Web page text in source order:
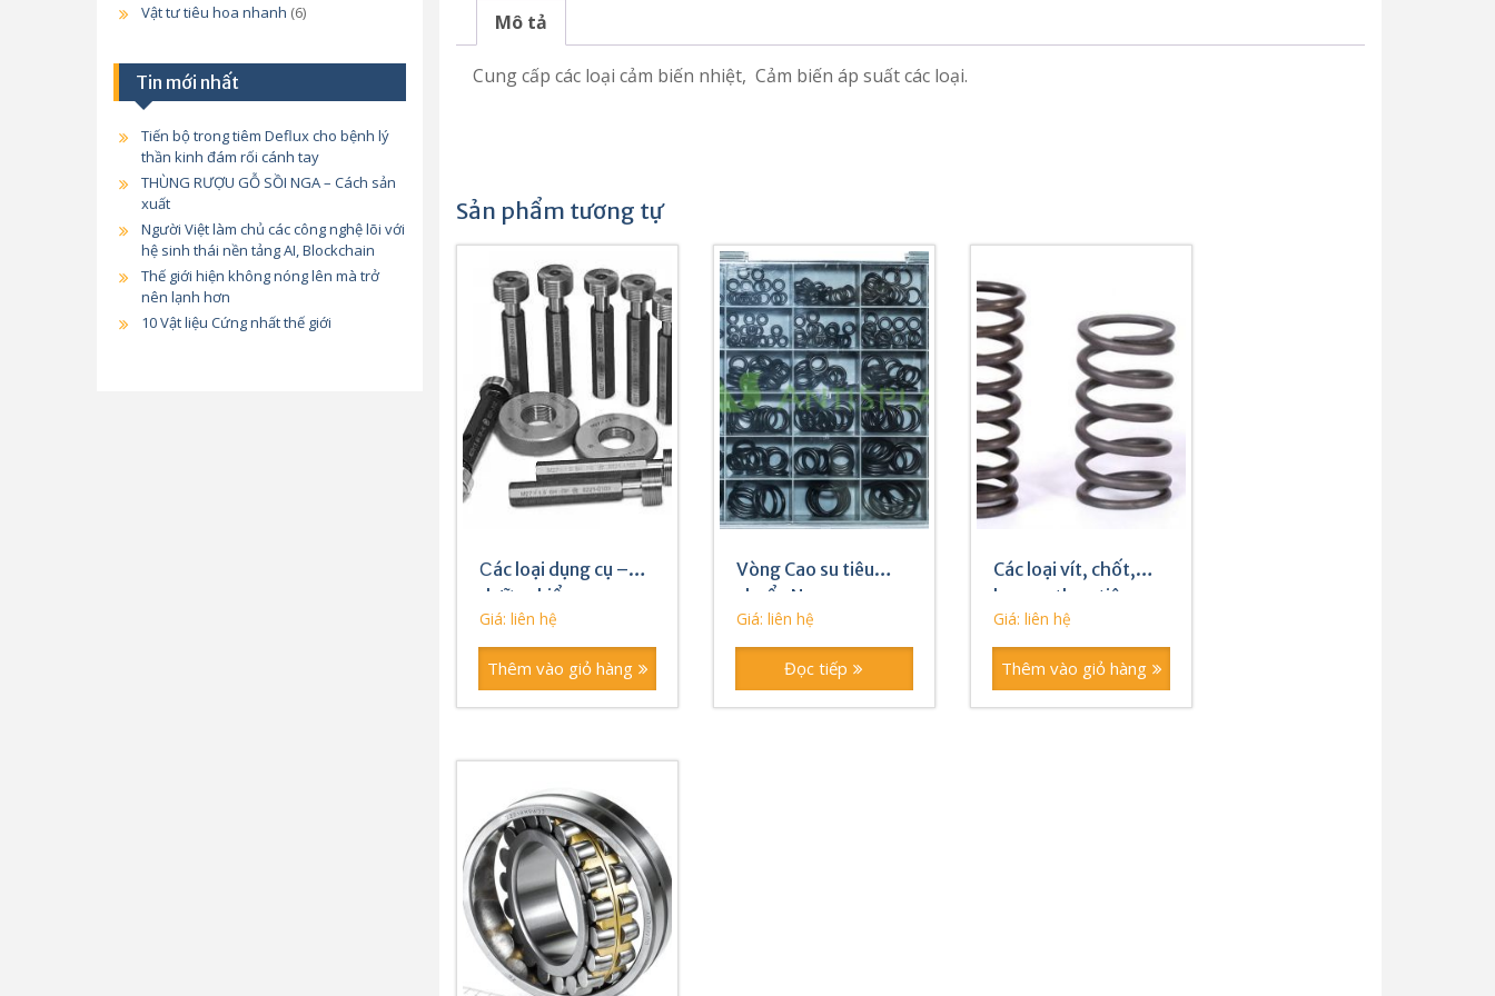
Mô tả
Cung cấp các loại cảm biến nhiệt, Cảm biến áp suất các loại.
Sản phẩm tương tự
Сác loại dụng cụ –
dưỡng kiểm
Giá: liên hệ
Thêm vào giỏ hàng
Vòng Cao su tiêu
chuẩn Nga
Giá: liên hệ
Đọc tiếp
Các loại vít, chốt,
loxo … theo tiêu
chuẩn của Nga
Giá: liên hệ
Thêm vào giỏ hàng
Vật tư tiêu hoa nhanh (6)
Tin mới nhất
Tiến bộ trong tiêm Deflux cho bệnh lý
thần kinh đám rối cánh tay
THÙNG RƯỢU GỖ SỒI NGA – Cách sản
xuất
Người Việt làm chủ các công nghệ lõi với
hệ sinh thái nền tảng AI, Blockchain
Thế giới hiện không nóng lên mà trở
nên lạnh hơn
10 Vật liệu Cứng nhất thế giới